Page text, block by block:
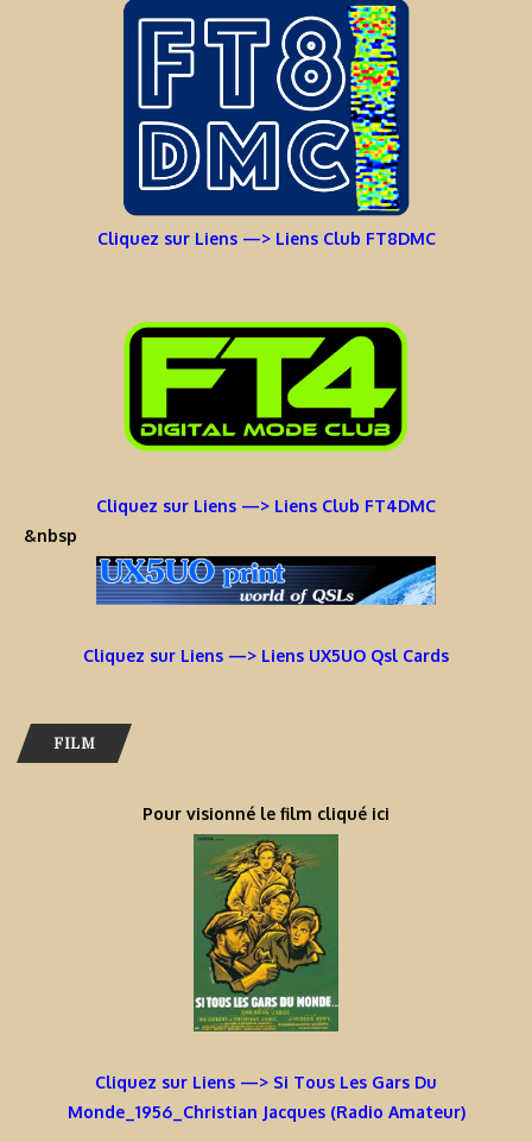
Cliquez sur Liens —> Liens Club FT8DMC
Cliquez sur Liens —> Liens Club FT4DMC
&nbsp
Cliquez sur Liens —> Liens UX5UO Qsl Cards
FILM
Pour visionné le film cliqué ici
Cliquez sur Liens —> Si Tous Les Gars Du
Monde_1956_Christian Jacques (Radio Amateur)